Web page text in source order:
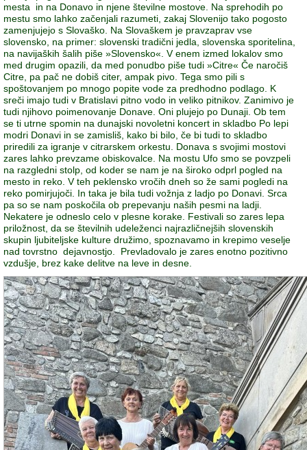
mesta in na Donavo in njene številne mostove. Na sprehodih po
mestu smo lahko začenjali razumeti, zakaj Slovenijo tako pogosto
zamenjujejo s Slovaško. Na Slovaškem je pravzaprav vse
slovensko, na primer: slovenski tradični jedla, slovenska sporitelina,
na navijaških šalih piše »Slovensko«. V enem izmed lokalov smo
med drugim opazili, da med ponudbo piše tudi »Citre« Če naročiš
Citre, pa pač ne dobiš citer, ampak pivo. Tega smo pili s
spoštovanjem po mnogo popite vode za predhodno podlago. K
sreči imajo tudi v Bratislavi pitno vodo in veliko pitnikov. Zanimivo je
tudi njihovo poimenovanje Donave. Oni plujejo po Dunaji. Ob tem
se ti utrne spomin na dunajski novoletni koncert in skladbo Po lepi
modri Donavi in se zamisliš, kako bi bilo, če bi tudi to skladbo
priredili za igranje v citrarskem orkestu. Donava s svojimi mostovi
zares lahko prevzame obiskovalce. Na mostu Ufo smo se povzpeli
na razgledni stolp, od koder se nam je na široko odprl pogled na
mesto in reko. V teh peklensko vročih dneh so že sami pogledi na
reko pomirjujoči. In taka je bila tudi vožnja z ladjo po Donavi. Srca
pa so se nam poskočila ob prepevanju naših pesmi na ladji.
Nekatere je odneslo celo v plesne korake. Festivali so zares lepa
priložnost, da se številnih udeleženci najrazličnejših slovenskih
skupin ljubiteljske kulture družimo, spoznavamo in krepimo veselje
nad tovrstno dejavnostjo. Prevladovalo je zares enotno pozitivno
vzdušje, brez kake delitve na leve in desne.